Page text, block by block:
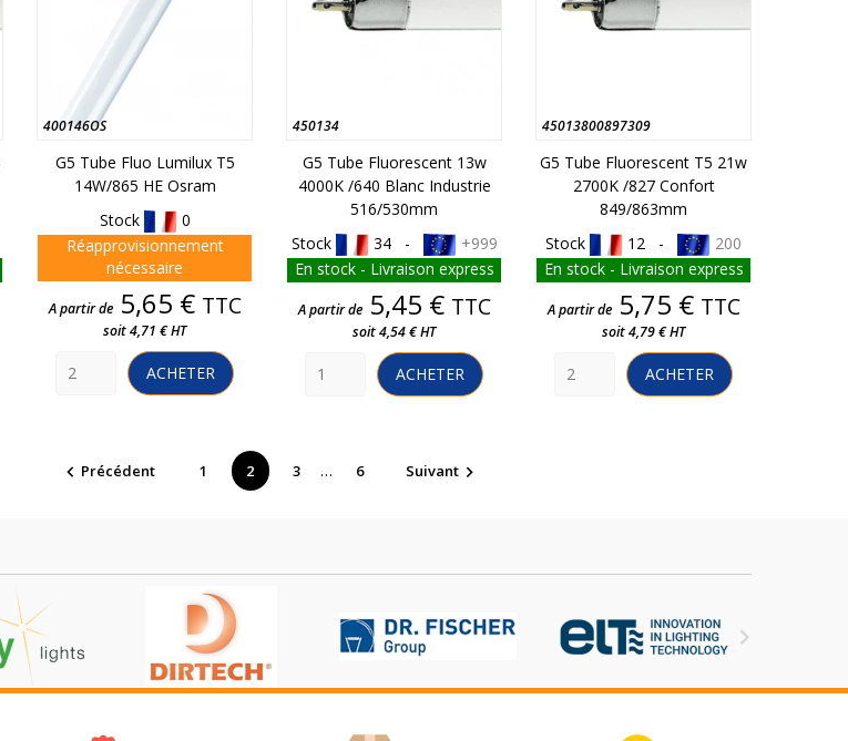
400146OS
G5 Tube Fluo Lumilux T5
14W/865 HE Osram
Stock
0
Réapprovisionnement
nécessaire
Prix
A partir de 5,65 € TTC
soit 4,71 € HT
ACHETER
450134
G5 Tube Fluorescent 13w
4000K /640 Blanc Industrie
516/530mm
Stock
34 -
+999
En stock - Livraison express
Prix
A partir de 5,45 € TTC
soit 4,54 € HT
ACHETER
45013800897309
G5 Tube Fluorescent T5 21w
2700K /827 Confort
849/863mm
Stock
12 -
200
En stock - Livraison express
Prix
A partir de 5,75 € TTC
soit 4,79 € HT
ACHETER
 Précédent 1 2 3 … 6 Suivant
